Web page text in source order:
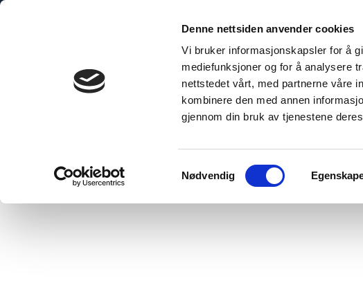
Denne nettsiden anvender cookies
Vi bruker informasjonskapsler for å
mediefunksjoner og for å analysere
nettstedet vårt, med partnerne våre
kombinere den med annen
gjennom din bruk av tjenestene
Samtykkevalg
Nødvendig
Skip